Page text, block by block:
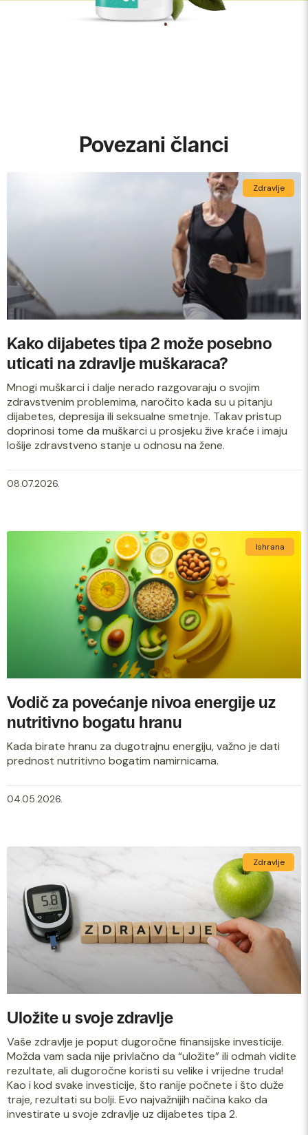
Povezani članci
Zdravlje
Kako dijabetes tipa 2 može posebno
uticati na zdravlje muškaraca?
Mnogi muškarci i dalje nerado razgovaraju o svojim
zdravstvenim problemima, naročito kada su u pitanju
dijabetes, depresija ili seksualne smetnje. Takav pristup
doprinosi tome da muškarci u prosjeku žive kraće i imaju
lošije zdravstveno stanje u odnosu na žene.
08.07.2026.
Ishrana
Vodič za povećanje nivoa energije uz
nutritivno bogatu hranu
Kada birate hranu za dugotrajnu energiju, važno je dati
prednost nutritivno bogatim namirnicama.
04.05.2026.
Zdravlje
Uložite u svoje zdravlje
Vaše zdravlje je poput dugoročne finansijske investicije.
Možda vam sada nije privlačno da “uložite” ili odmah vidite
rezultate, ali dugoročne koristi su velike i vrijedne truda!
Kao i kod svake investicije, što ranije počnete i što duže
traje, rezultati su bolji. Evo najvažnijih načina kako da
investirate u svoje zdravlje uz dijabetes tipa 2.